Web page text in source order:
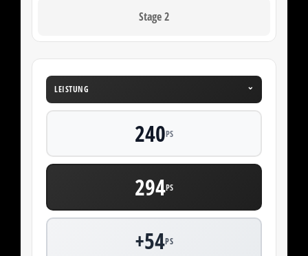
Stage 2
LEISTUNG ⌄
240PS
294PS
+54PS